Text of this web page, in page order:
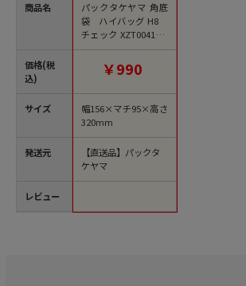
商品名
価格(税
込)
サイズ
発送元
レビュー
パックタケヤマ 角底
袋 ハイバッグ H8
チェック XZT00419 1
00枚/袋（ご注文単位
10袋）【直送品】
￥990
幅156×マチ95×高さ
320mm
【直送品】パックタ
ケヤマ